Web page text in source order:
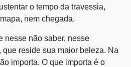
o tempo da travessia,
nem chegada.
nesse não saber, nesse
reside sua maior beleza. Na
importa. O que importa é o